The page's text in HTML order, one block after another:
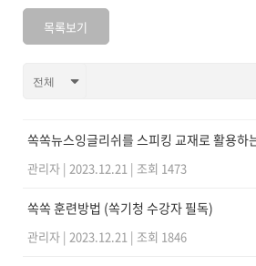
목록보기
쏙쏙뉴스잉글리쉬를 스피킹 교재로 활용하
관리자 | 2023.12.21 | 조회 1473
쏙쏙 훈련방법 (쏙기청 수강자 필독)
관리자 | 2023.12.21 | 조회 1846